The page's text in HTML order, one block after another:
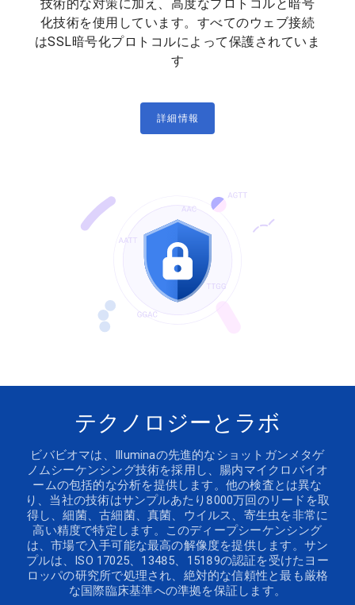
技術的な対策に加え、高度なプロトコルと暗号
化技術を使用しています。すべてのウェブ接続
はSSL暗号化プロトコルによって保護されていま
す
詳細情報
テクノロジーとラボ
ビバビオマは、Illuminaの先進的なショットガンメタゲ
ノムシーケンシング技術を採用し、腸内マイクロバイオ
ームの包括的な分析を提供します。他の検査とは異な
り、当社の技術はサンプルあたり8000万回のリードを取
得し、細菌、古細菌、真菌、ウイルス、寄生虫を非常に
高い精度で特定します。このディープシーケンシング
は、市場で入手可能な最高の解像度を提供します。サン
プルは、ISO 17025、13485、15189の認証を受けたヨー
ロッパの研究所で処理され、絶対的な信頼性と最も厳格
な国際臨床基準への準拠を保証します。